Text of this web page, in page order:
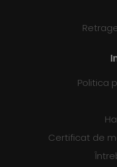
Politica
Certificat de